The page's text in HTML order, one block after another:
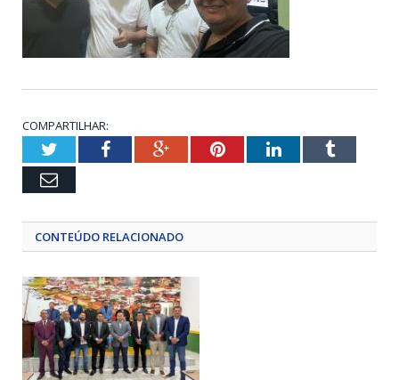
COMPARTILHAR:
TwitterFacebookGoogle+PinterestLinkedInTumblr
Email
CONTEÚDO RELACIONADO